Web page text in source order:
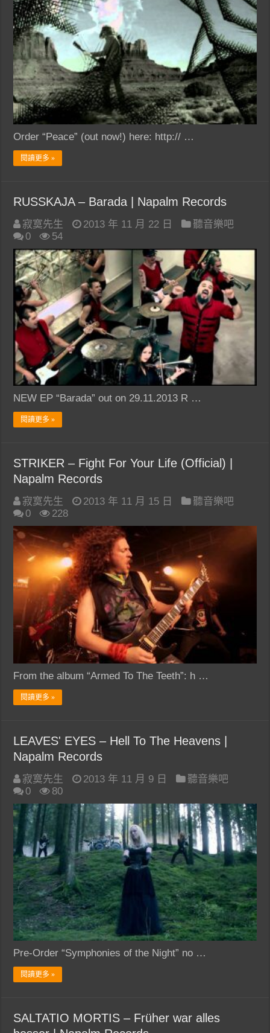
Order “Peace” (out now!) here: http:// …
閱讀更多 »
RUSSKAJA – Barada | Napalm Records
寂寞先生 2013 年 11 月 22 日
聽音樂吧
0
54
NEW EP “Barada” out on 29.11.2013 R …
閱讀更多 »
STRIKER – Fight For Your Life (Official) |
Napalm Records
寂寞先生 2013 年 11 月 15 日
聽音樂吧
0
228
From the album “Armed To The Teeth”: h …
閱讀更多 »
LEAVES' EYES – Hell To The Heavens |
Napalm Records
寂寞先生 2013 年 11 月 9 日
聽音樂吧
0
80
Pre-Order “Symphonies of the Night” no …
閱讀更多 »
SALTATIO MORTIS – Früher war alles